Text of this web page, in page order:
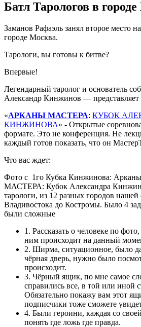
Батл Тарологов в
Заманов Рафаэль занял второе место
городе Москва.
Тарологи, вы готовы к битве?
Впервые!
Легендарный таролог и основатель
Александр Кинжинов — представляет
«АРКАНЫ МАСТЕРА: КУБОК
КИНЖИНОВА» - Открытые
формате. Это не конференция. Не
каждый готов показать, что он
Что вас ждет:
Фото с 1го Кубка Кинжинова:
МАСТЕРА: Кубок Александра
тарологи, из 12 разных городов нашей
Владивостока до Костромы. Было 4
были сложные
1. Рассказать о человеке по
ним происходит на данный
2. Ширма, ситуационное, было
чёрная дверь, нужно было
происходит.
3. Чёрный ящик, по мне самое
справились все, в той или иной
Обязательно покажу вам этот
подписчики тоже сможете
4. Были героини, каждая со
понять где ложь где правда.